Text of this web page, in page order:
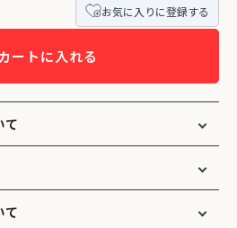
お気に入りに登録する
ートに入れる
て
て